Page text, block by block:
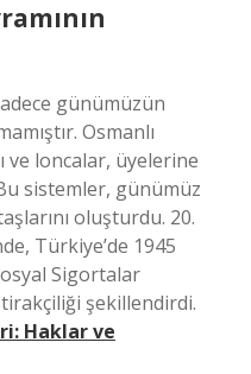
günümüzün
Osmanlı
ve loncalar, üyelerine
sistemler, günümüz
oluşturdu. 20.
Türkiye’de 1945
Sigortalar
şekillendirdi.
Haklar ve